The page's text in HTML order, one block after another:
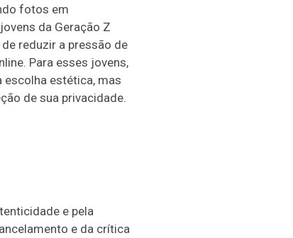
fotos em
da Geração Z
reduzir a pressão de
Para esses jovens,
escolha estética, mas
de sua privacidade.
e pela
e da crítica